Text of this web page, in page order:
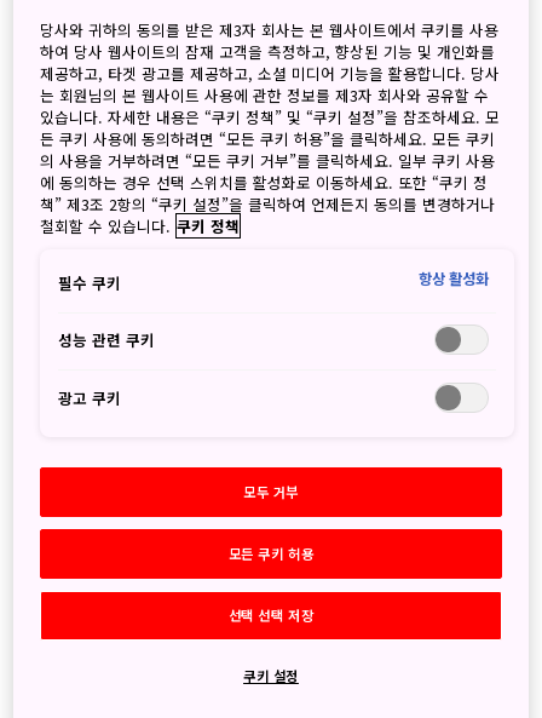
검색
Archives
2026
8월 (1)
7월
(1)
6월 (3)
5월(5)
4월(3)
3월(2)
2월 (2)
2025
11월(5)
9월(4)
7월(7)
당사와 귀하의 동의를 받은 제3자 회사는 본 웹사이트에서 쿠키를 사용
하여 당사 웹사이트의 잠재 고객을 측정하고, 향상된 기능 및 개인화를
제공하고, 타겟 광고를 제공하고, 소셜 미디어 기능을 활용합니다. 당사
는 회원님의 본 웹사이트 사용에 관한 정보를 제3자 회사와 공유할 수
있습니다. 자세한 내용은 “쿠키 정책” 및 “쿠키 설정”을 참조하세요. 모
든 쿠키 사용에 동의하려면 “모든 쿠키 허용”을 클릭하세요. 모든 쿠키
의 사용을 거부하려면 “모든 쿠키 거부”를 클릭하세요. 일부 쿠키 사용
에 동의하는 경우 선택 스위치를 활성화로 이동하세요. 또한 “쿠키 정
책” 제3조 2항의 “쿠키 설정”을 클릭하여 언제든지 동의를 변경하거나
철회할 수 있습니다. 쿠키 정책
필수 쿠키 항상 활성화
성능 관련 쿠키
광고 쿠키
모두 거부
모든 쿠키 허용
선택 선택 저장
쿠키 설정